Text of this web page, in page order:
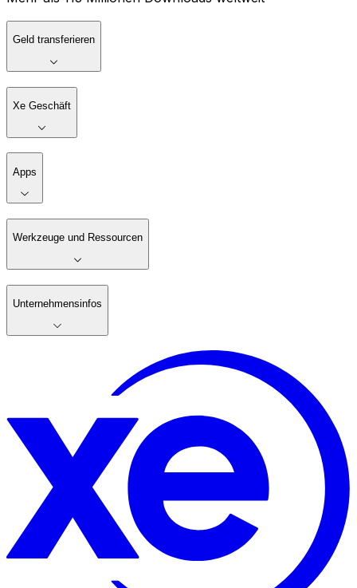
Geld transferieren
Xe Geschäft
Apps
Werkzeuge und Ressourcen
Unternehmensinfos